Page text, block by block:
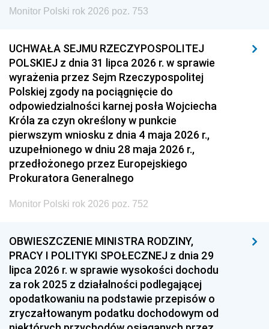
Monitor Polski rok 2026 poz. 753
UCHWAŁA SEJMU RZECZYPOSPOLITEJ
POLSKIEJ z dnia 31 lipca 2026 r. w sprawie
wyrażenia przez Sejm Rzeczypospolitej
Polskiej zgody na pociągnięcie do
odpowiedzialności karnej posła Wojciecha
Króla za czyn określony w punkcie
pierwszym wniosku z dnia 4 maja 2026 r.,
uzupełnionego w dniu 28 maja 2026 r.,
przedłożonego przez Europejskiego
Prokuratora Generalnego
Monitor Polski rok 2026 poz. 752
OBWIESZCZENIE MINISTRA RODZINY,
PRACY I POLITYKI SPOŁECZNEJ z dnia 29
lipca 2026 r. w sprawie wysokości dochodu
za rok 2025 z działalności podlegającej
opodatkowaniu na podstawie przepisów o
zryczałtowanym podatku dochodowym od